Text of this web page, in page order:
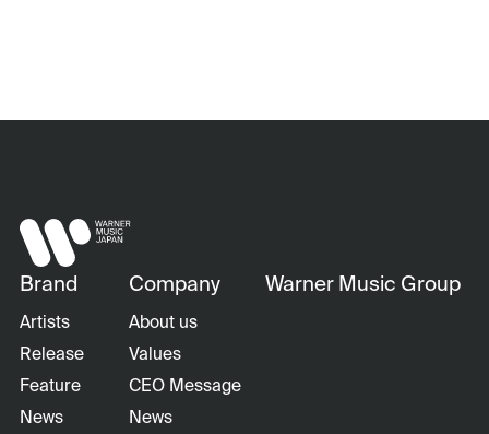
Brand
Artists
Release
Feature
News
Company
About us
Values
CEO Message
News
Warner Music Group